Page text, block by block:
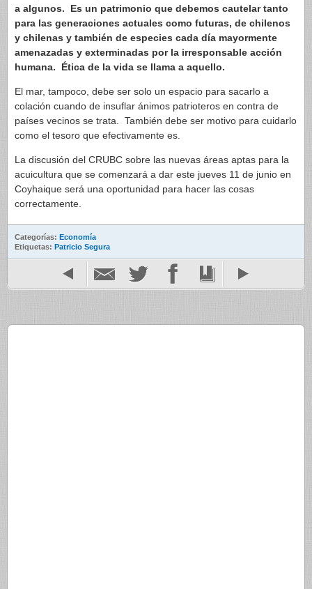
a algunos. Es un patrimonio que debemos cautelar tanto
para las generaciones actuales como futuras, de chilenos
y chilenas y también de especies cada día mayormente
amenazadas y exterminadas por la irresponsable acción
humana. Ética de la vida se llama a aquello.
El mar, tampoco, debe ser solo un espacio para sacarlo a
colación cuando de insuflar ánimos patrioteros en contra de
países vecinos se trata. También debe ser motivo para cuidarlo
como el tesoro que efectivamente es.
La discusión del CRUBC sobre las nuevas áreas aptas para la
acuicultura que se comenzará a dar este jueves 11 de junio en
Coyhaique será una oportunidad para hacer las cosas
correctamente.
Categorías: Economía
Etiquetas: Patricio Segura